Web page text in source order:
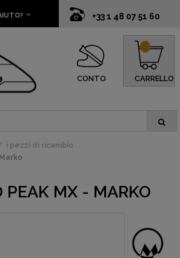
+33 1 48 07 51 60
CONTO CARRELLO
0
i pezzi di ricambio
PEAK MX - MARKO